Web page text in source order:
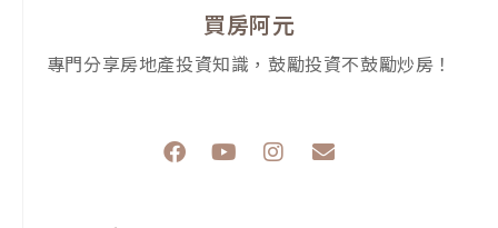
買房阿元
專門分享房地產投資知識，鼓勵投資不鼓勵炒房！
F
a
Y I E